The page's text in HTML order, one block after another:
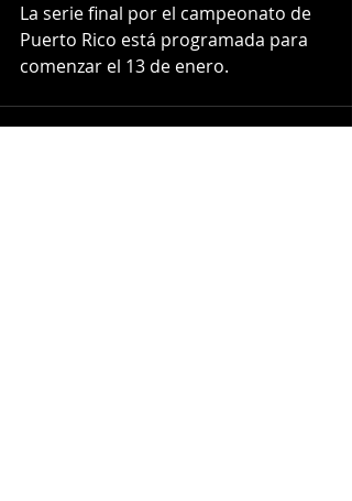
La serie final por el campeonato de
Puerto Rico está programada para
comenzar el 13 de enero.